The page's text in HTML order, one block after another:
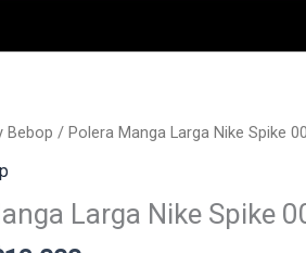
Bebop / Polera Manga Larga Nike Spike
Larga Nike Spike